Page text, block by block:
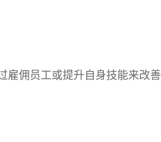
雇佣员工或提升自身技能来改善